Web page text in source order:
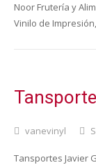
Noor Frutería y
Vinilo de
vanevinyl
Tansportes Javier